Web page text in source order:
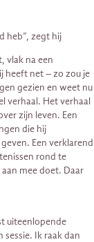
heb”, zegt hij
vlak na een
heeft net – zo zou je
gezien en weet nu
verhaal. Het verhaal
zijn leven. Een
die hij
Een verklarend
rond te
mee doet. Daar
uiteenlopende
Ik raak dan